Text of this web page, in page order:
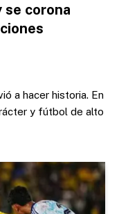
se corona
a hacer historia. En
y fútbol de alto